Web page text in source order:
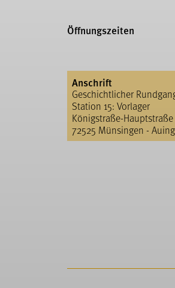
Öffnungszeiten
Anschrift
Geschichtlicher
Station 15: Vorlager
Königstraße-Hauptstraße
72525 Münsingen -